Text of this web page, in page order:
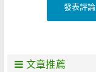
發表評論
文章推薦